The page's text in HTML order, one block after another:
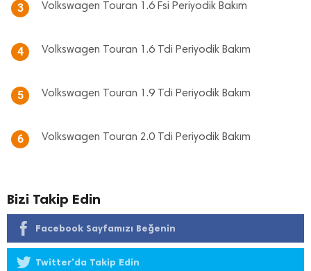
3 Volkswagen Touran 1.6 Fsi Periyodik Bakım
4 Volkswagen Touran 1.6 Tdi Periyodik Bakım
5 Volkswagen Touran 1.9 Tdi Periyodik Bakım
6 Volkswagen Touran 2.0 Tdi Periyodik Bakım
Bizi Takip Edin
Facebook Sayfamızı Beğenin
Twitter'da Takip Edin